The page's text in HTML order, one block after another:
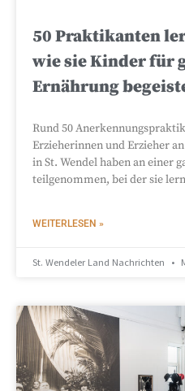
50 Praktikanten
wie sie Kinder für
Ernährung
Rund 50
Erzieherinnen und Erzieher
in St. Wendel haben an einer
teilgenommen, bei der sie
WEITERLESEN »
St. Wendeler Land Nachrichten